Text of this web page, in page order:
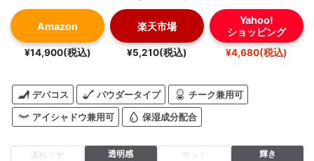
Amazon
¥14,900(税込)
楽天市場
¥5,210(税込)
Yahoo!
ショッピング
¥4,680(税込)
デパコス パウダータイプ チーク兼用可
アイシャドウ兼用可 保湿成分配合
濡れツヤ 透明感 マット 輝き